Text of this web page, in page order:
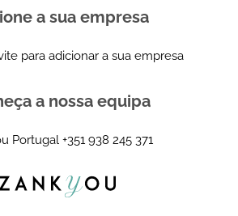
a sua empresa
para adicionar a sua empresa
a nossa equipa
Portugal +351 938 245 371